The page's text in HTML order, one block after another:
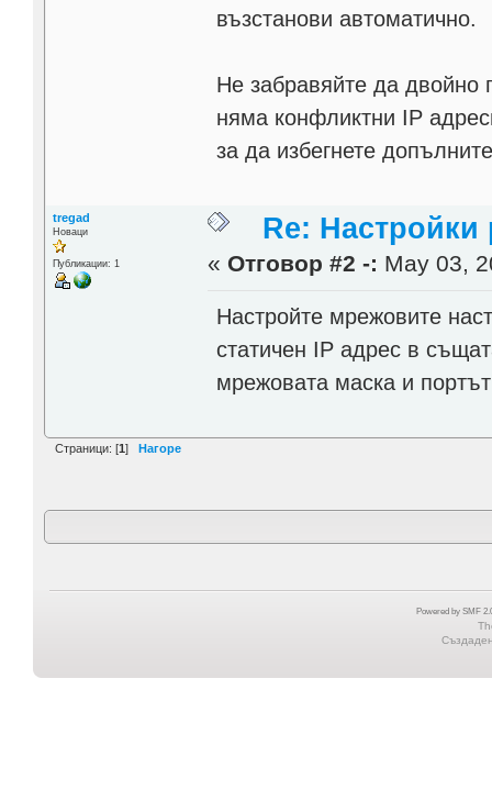
възстанови автоматично.
Не забравяйте да двойно
няма конфликтни IP
за да избегнете
tregad
Новаци
Публикации: 1
Re: Настройки
« Отговор #2 -: May 03,
Настройте мрежовите
статичен IP адрес в
мрежовата маска и
Страници: [1] Нагоре
Powered by SMF